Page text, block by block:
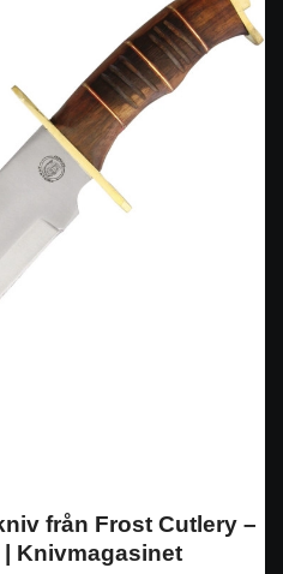
från Frost Cutlery –
Knivmagasinet